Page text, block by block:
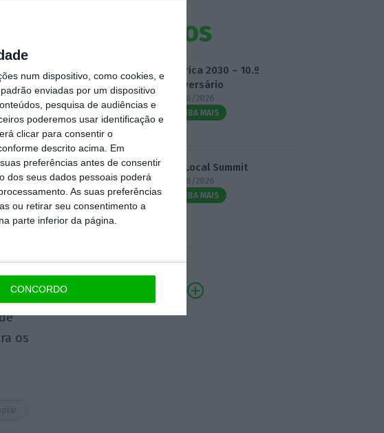
num dispositivo, como cookies, e
enviadas por um dispositivo
pesquisa de audiências e
poderemos usar identificação e
clicar para consentir o
descrito acima. Em
preferências antes de consentir
dos seus dados pessoais poderá
As suas preferências
ou retirar seu consentimento a
parte inferior da página.
CONCORDO
os
Eventos
Fábrica 2030 – 10.º
Aniversário
14/10/2026
SAIBA MAIS
3.º Local Summit
07/10/2026
SAIBA MAIS